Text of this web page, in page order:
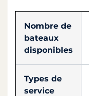
Nombre de
bateaux
disponibles
Types de
service